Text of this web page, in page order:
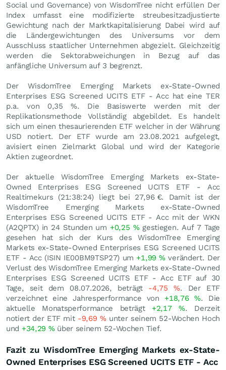
Social und Governance) von WisdomTree nicht erfüllen Der
Index umfasst eine modifizierte streubesitzadjustierte
Gewichtung nach der Marktkapitalisierung Dabei wird auf
die Ländergewichtungen des Universums vor dem
Ausschluss staatlicher Unternehmen abgezielt. Gleichzeitig
werden die Sektorabweichungen in Bezug auf das
anfängliche Universum auf 3 begrenzt.
Der WisdomTree Emerging Markets ex-State-Owned
Enterprises ESG Screened UCITS ETF - Acc hat eine TER
p.a. von 0,35 %. Die Basiswerte werden mit der
Replikationsmethode Vollständig abgebildet. Es handelt
sich um einen thesaurierenden ETF welcher in der Währung
USD notiert. Der ETF wurde am 23.08.2021 aufgelegt,
avisiert einen Zielmarkt Global und wird der Kategorie
Aktien zugeordnet.
Der aktuelle WisdomTree Emerging Markets ex-State-
Owned Enterprises ESG Screened UCITS ETF - Acc
Realtimekurs (21:38:24) liegt bei 27,96 €. Damit ist der
WisdomTree Emerging Markets ex-State-Owned
Enterprises ESG Screened UCITS ETF - Acc mit der WKN
(A2QPTX) in 24 Stunden um +0,25 %gestiegen. Auf 7 Tage
gesehen hat sich der Kurs des WisdomTree Emerging
Markets ex-State-Owned Enterprises ESG Screened UCITS
ETF - Acc (ISIN IE00BM9TSP27) um +1,99% verändert. Der
Verlust des WisdomTree Emerging Markets ex-State-Owned
Enterprises ESG Screened UCITS ETF - Acc ETF auf 30
Tage, seit dem 08.07.2026, beträgt -4,75 %. Der ETF
verzeichnet eine Jahresperformance von +18,76%. Die
aktuelle Monatsperformance beträgt +2,17%. Derzeit
notiert der ETF mit -9,69 %unter seinem 52-Wochen Hoch
und +34,29 %über seinem 52-Wochen Tief.
Fazit zu WisdomTree Emerging Markets ex-State-
Owned Enterprises ESG Screened UCITS ETF - Acc